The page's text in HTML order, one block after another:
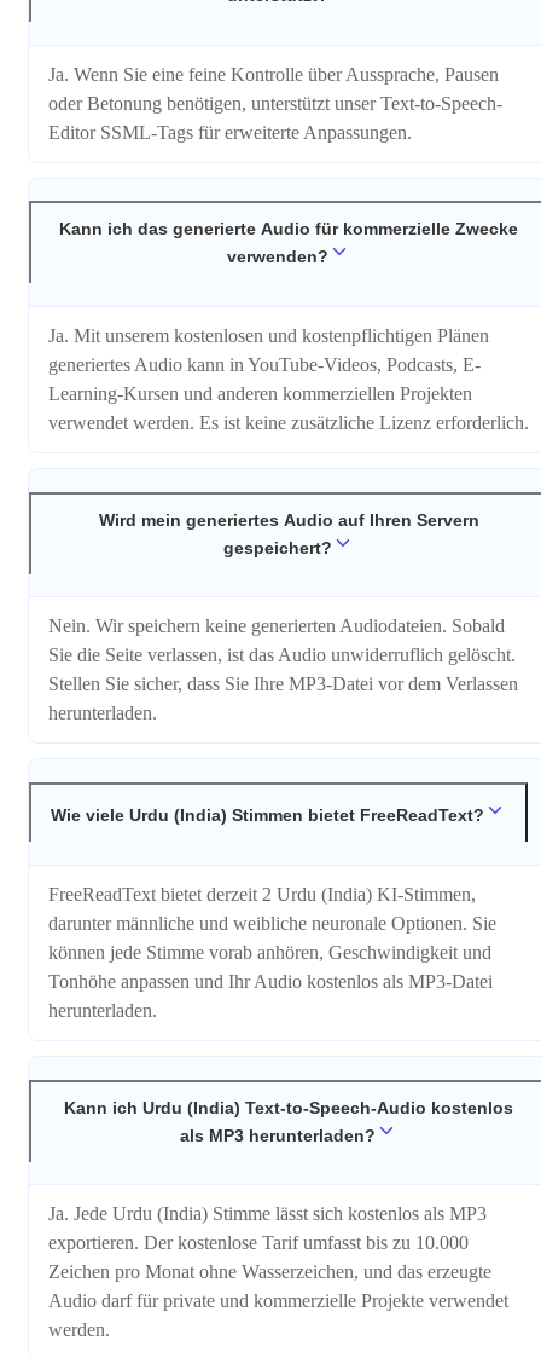
Ja. Wenn Sie eine feine Kontrolle über Aussprache, Pausen
oder Betonung benötigen, unterstützt unser Text-to-Speech-
Editor SSML-Tags für erweiterte Anpassungen.
Kann ich das generierte Audio für kommerzielle Zwecke
verwenden?
Ja. Mit unserem kostenlosen und kostenpflichtigen Plänen
generiertes Audio kann in YouTube-Videos, Podcasts, E-
Learning-Kursen und anderen kommerziellen Projekten
verwendet werden. Es ist keine zusätzliche Lizenz erforderlich.
Wird mein generiertes Audio auf Ihren Servern
gespeichert?
Nein. Wir speichern keine generierten Audiodateien. Sobald
Sie die Seite verlassen, ist das Audio unwiderruflich gelöscht.
Stellen Sie sicher, dass Sie Ihre MP3-Datei vor dem Verlassen
herunterladen.
Wie viele Urdu (India) Stimmen bietet FreeReadText?
FreeReadText bietet derzeit 2 Urdu (India) KI-Stimmen,
darunter männliche und weibliche neuronale Optionen. Sie
können jede Stimme vorab anhören, Geschwindigkeit und
Tonhöhe anpassen und Ihr Audio kostenlos als MP3-Datei
herunterladen.
Kann ich Urdu (India) Text-to-Speech-Audio kostenlos
als MP3 herunterladen?
Ja. Jede Urdu (India) Stimme lässt sich kostenlos als MP3
exportieren. Der kostenlose Tarif umfasst bis zu 10.000
Zeichen pro Monat ohne Wasserzeichen, und das erzeugte
Audio darf für private und kommerzielle Projekte verwendet
werden.